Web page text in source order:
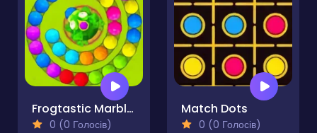
Frogtastic Marble Adventure
0 (0 Голосів)
Match Dots
0 (0 Голосів)